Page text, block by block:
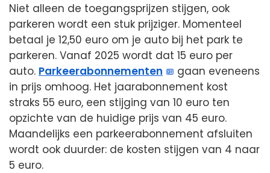
Niet alleen de toegangsprijzen stijgen, ook
parkeren wordt een stuk prijziger. Momenteel
betaal je 12,50 euro om je auto bij het park te
parkeren. Vanaf 2025 wordt dat 15 euro per
auto. Parkeerabonnementen
gaan eveneens
in prijs omhoog. Het jaarabonnement kost
straks 55 euro, een stijging van 10 euro ten
opzichte van de huidige prijs van 45 euro.
Maandelijks een parkeerabonnement afsluiten
wordt ook duurder: de kosten stijgen van 4 naar
5 euro.